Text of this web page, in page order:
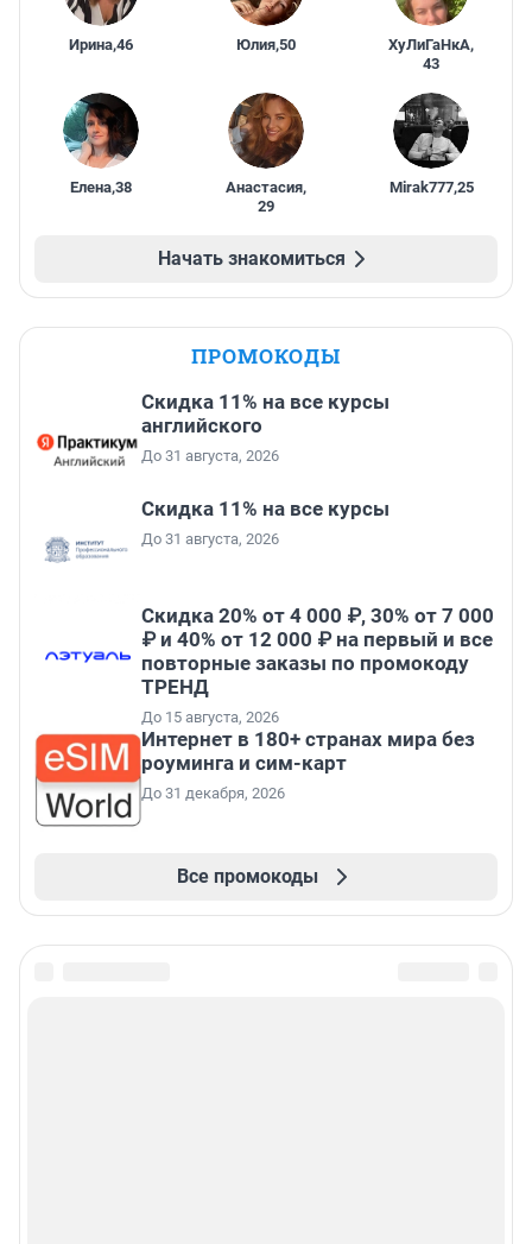
Ирина,46 Юлия,50 ХуЛиГаНкА,
43
Елена,38 Анастасия,
29
Mirak777,25
Начать знакомиться
ПРОМОКОДЫ
Скидка 11% на все курсы
английского
До 31 августа, 2026
Скидка 11% на все курсы
До 31 августа, 2026
Скидка 20% от 4 000 ₽, 30% от 7 000
₽ и 40% от 12 000 ₽ на первый и все
повторные заказы по промокоду
ТРЕНД
До 15 августа, 2026
Интернет в 180+ странах мира без
роуминга и сим-карт
До 31 декабря, 2026
Все промокоды